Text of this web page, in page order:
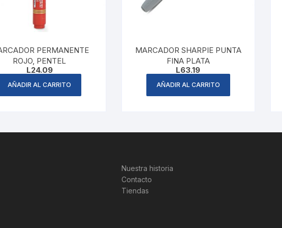
PERMANENTE
ROJO, PENTEL
L24.09
AÑADIR AL CARRITO
MARCADOR SHARPIE PUNTA
FINA PLATA
L63.19
AÑADIR AL CARRITO
Nuestra historia
Contacto
Tiendas